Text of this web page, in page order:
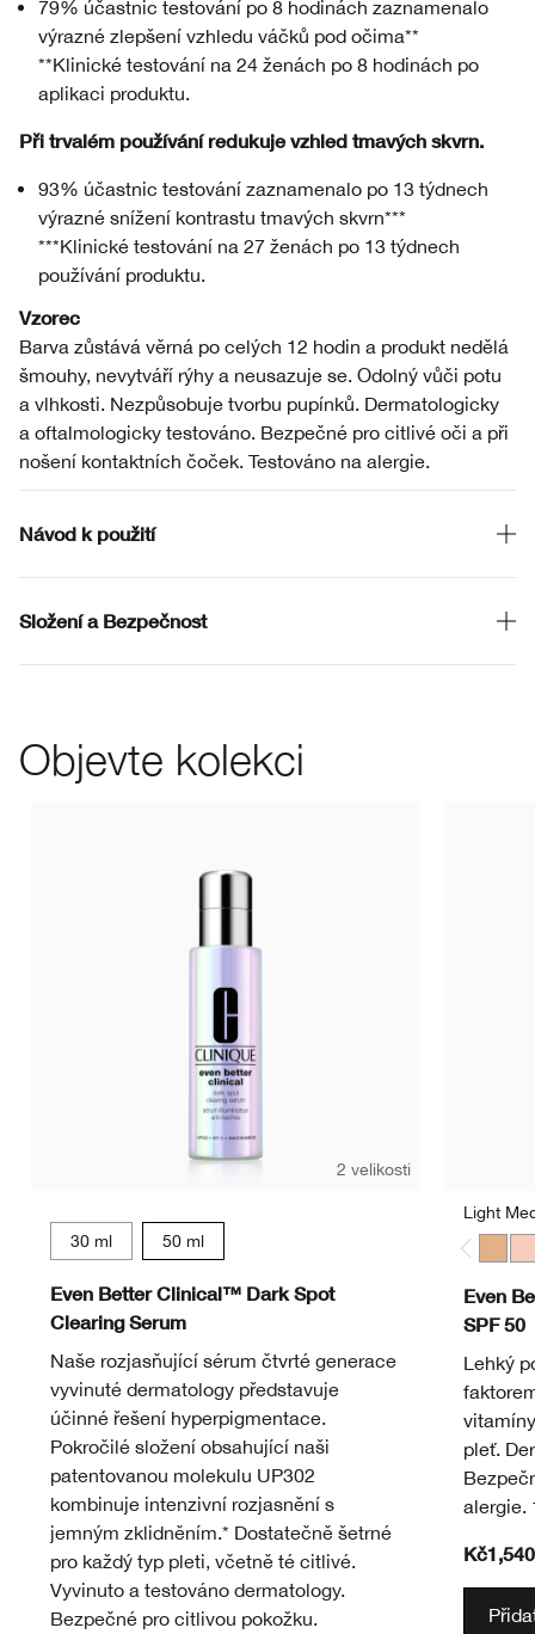
79% účastnic testování po 8 hodinách zaznamenalo
výrazné zlepšení vzhledu váčků pod očima**
**Klinické testování na 24 ženách po 8 hodinách po
aplikaci produktu.
Při trvalém používání redukuje vzhled tmavých skvrn.
93% účastnic testování zaznamenalo po 13 týdnech
výrazné snížení kontrastu tmavých skvrn***
***Klinické testování na 27 ženách po 13 týdnech
používání produktu.
Vzorec
Barva zůstává věrná po celých 12 hodin a produkt nedělá
šmouhy, nevytváří rýhy a neusazuje se. Odolný vůči potu
a vlhkosti. Nezpůsobuje tvorbu pupínků. Dermatologicky
a oftalmologicky testováno. Bezpečné pro citlivé oči a při
nošení kontaktních čoček. Testováno na alergie.
Návod k použití
Složení a Bezpečnost
Objevte kolekci
2 velikosti
30 ml 50 ml
Even Better Clinical™ Dark Spot
Clearing Serum
Naše rozjasňující sérum čtvrté generace
vyvinuté dermatology představuje
účinné řešení hyperpigmentace.
Pokročilé složení obsahující naši
patentovanou molekulu UP302
kombinuje intenzivní rozjasnění s
jemným zklidněním.* Dostatečně šetrné
pro každý typ pleti, včetně té citlivé.
Vyvinuto a testováno dermatology.
Bezpečné pro citlivou pokožku.
Light
Even
SPF 50
Lehký
pleť.
alergie.